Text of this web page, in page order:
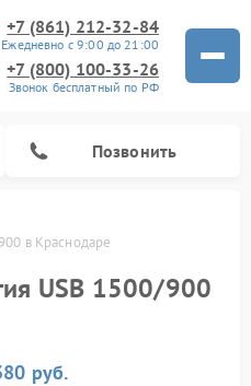
+7 (861) 212-32-84
Ежедневно с 9:00 до 21:00
+7 (800) 100-33-26
Звонок бесплатный по РФ
Позвонить
в Краснодаре
USB 1500/900
руб.